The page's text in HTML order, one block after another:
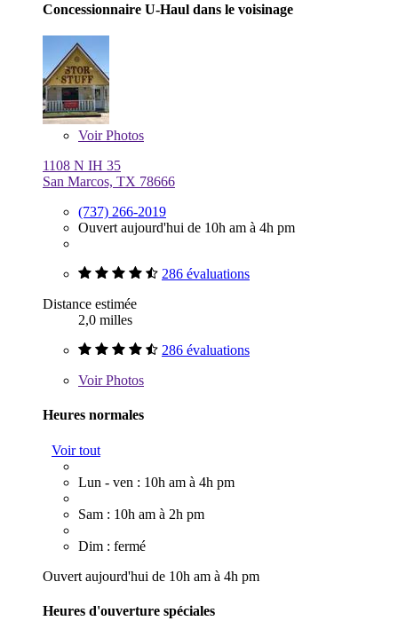
Concessionnaire U-Haul dans le voisinage
VoirPhotos
1108 N IH 35
San Marcos, TX 78666
(737) 266-2019
Ouvert aujourd'hui de 10h am à 4h pm
286 évaluations
Distance estimée
2,0 milles
286 évaluations
VoirPhotos
Heures normales
Voir tout
Lun - ven : 10h am à 4h pm
Sam : 10h am à 2h pm
Dim : fermé
Ouvert aujourd'hui de 10h am à 4h pm
Heures d'ouverture spéciales